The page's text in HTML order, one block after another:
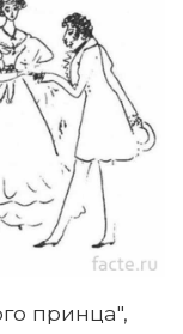
принца",